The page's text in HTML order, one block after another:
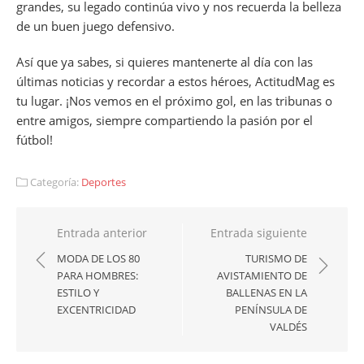
grandes, su legado continúa vivo y nos recuerda la belleza
de un buen juego defensivo.
Así que ya sabes, si quieres mantenerte al día con las
últimas noticias y recordar a estos héroes, ActitudMag es
tu lugar. ¡Nos vemos en el próximo gol, en las tribunas o
entre amigos, siempre compartiendo la pasión por el
fútbol!
Categoría: Deportes
Navegación
de
entradas
Entrada anterior
MODA DE LOS 80
PARA HOMBRES:
ESTILO Y
EXCENTRICIDAD
Entrada siguiente
TURISMO DE
AVISTAMIENTO DE
BALLENAS EN LA
PENÍNSULA DE
VALDÉS